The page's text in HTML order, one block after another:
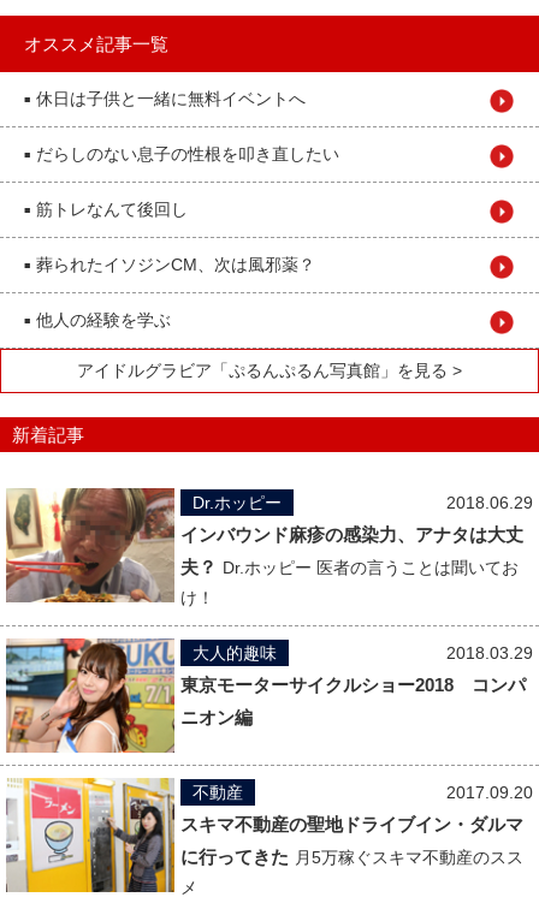
オススメ記事一覧
■ 休日は子供と一緒に無料イベントへ
■ だらしのない息子の性根を叩き直したい
■ 筋トレなんて後回し
■ 葬られたイソジンCM、次は風邪薬？
■ 他人の経験を学ぶ
アイドルグラビア「ぷるんぷるん写真館」を見る >
新着記事
2018.06.29
Dr.ホッピー
インバウンド麻疹の感染力、アナタは大丈
夫？ Dr.ホッピー 医者の言うことは聞いてお
け！
2018.03.29
大人的趣味
東京モーターサイクルショー2018 コンパ
ニオン編
2017.09.20
不動産
スキマ不動産の聖地ドライブイン・ダルマ
に行ってきた 月5万稼ぐスキマ不動産のスス
メ